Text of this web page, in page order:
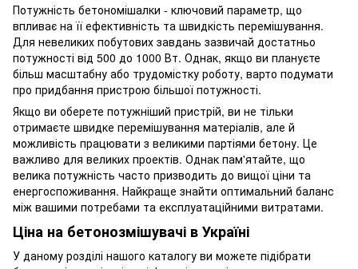
Потужність бетономішалки - ключовий параметр, що
впливає на її ефективність та швидкість перемішування.
Для невеликих побутових завдань зазвичай достатньо
потужності від 500 до 1000 Вт. Однак, якщо ви плануєте
більш масштабну або трудомістку роботу, варто подумати
про придбання пристрою більшої потужності.
Якщо ви оберете потужніший пристрій, ви не тільки
отримаєте швидке перемішування матеріалів, але й
можливість працювати з великими партіями бетону. Це
важливо для великих проектів. Однак пам'ятайте, що
велика потужність часто призводить до вищої ціни та
енергоспоживання. Найкраще знайти оптимальний баланс
між вашими потребами та експлуатаційними витратами.
Ціна на бетонозмішувачі в Україні
У даному розділі нашого каталогу ви можете підібрати